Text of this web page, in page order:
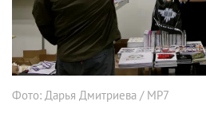
Фото: Дарья Дмитриева / МР7